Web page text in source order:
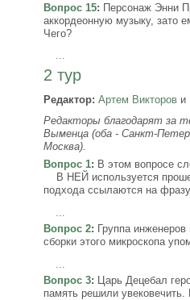
Вопрос 15: Персонаж Энни
аккордеонную музыку, зато
Чего?
...
2 тур
Редактор: Артем Викторов и
Редакторы благодарят за
Выменца (оба - Санкт-
Москва).
Вопрос 1: В этом вопросе
В НЕЙ используется
подхода ссылаются на
...
Вопрос 2: Группа
сборки этого микроскопа
...
Вопрос 3: Царь Децебал
память решили